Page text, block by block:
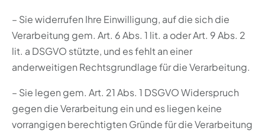
– Sie widerrufen Ihre Einwilligung, auf die sich die
Verarbeitung gem. Art. 6 Abs. 1 lit. a oder Art. 9 Abs. 2
lit. a DSGVO stützte, und es fehlt an einer
anderweitigen Rechtsgrundlage für die Verarbeitung.
– Sie legen gem. Art. 21 Abs. 1 DSGVO Widerspruch
gegen die Verarbeitung ein und es liegen keine
vorrangigen berechtigten Gründe für die Verarbeitung